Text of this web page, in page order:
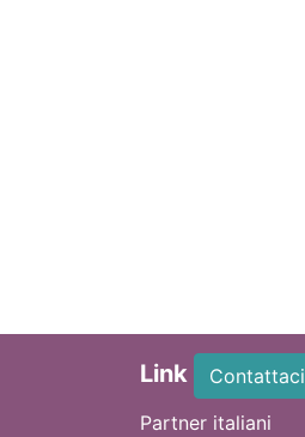
Link
Contattaci
Partner italiani